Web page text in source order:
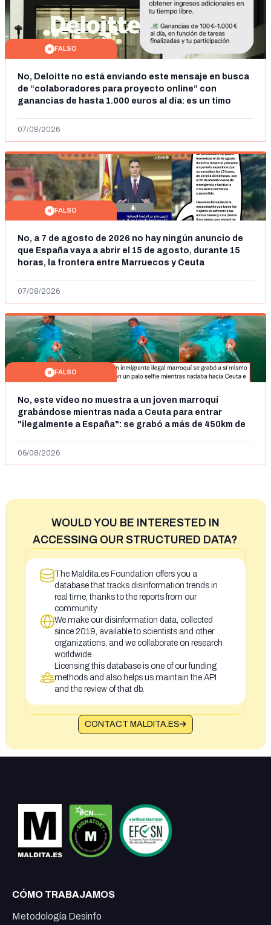
FALSO
No, Deloitte no está enviando este mensaje en busca
de “colaboradores para proyecto online” con
ganancias de hasta 1.000 euros al día: es un timo
07/08/2026
FALSO
No, a 7 de agosto de 2026 no hay ningún anuncio de
que España vaya a abrir el 15 de agosto, durante 15
horas, la frontera entre Marruecos y Ceuta
07/08/2026
FALSO
No, este vídeo no muestra a un joven marroquí
grabándose mientras nada a Ceuta para entrar
"ilegalmente a España": se grabó a más de 450km de
06/08/2026
WOULD YOU BE INTERESTED IN
ACCESSING OUR STRUCTURED DATA?
The Maldita.es Foundation offers you a
database that tracks disinformation trends in
real time, thanks to the reports from our
community
We make our disinformation data, collected
since 2019, available to scientists and other
organizations, and we collaborate on research
worldwide.
Licensing this database is one of our funding
methods and also helps us maintain the API
and the review of that db.
CONTACT MALDITA.ES
CÓMO TRABAJAMOS
Metodología Desinfo